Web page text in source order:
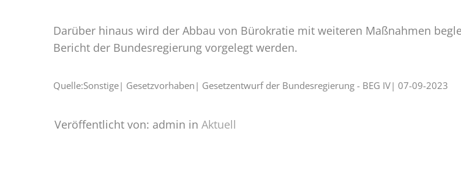
Darüber hinaus wird der Abbau von Bürokratie mit weiteren Maßnahmen
Bericht der Bundesregierung vorgelegt werden.
Quelle:Sonstige| Gesetzvorhaben| Gesetzentwurf der Bundesregierung - BEG IV| 07-09-2023
Veröffentlicht von: admin in Aktuell